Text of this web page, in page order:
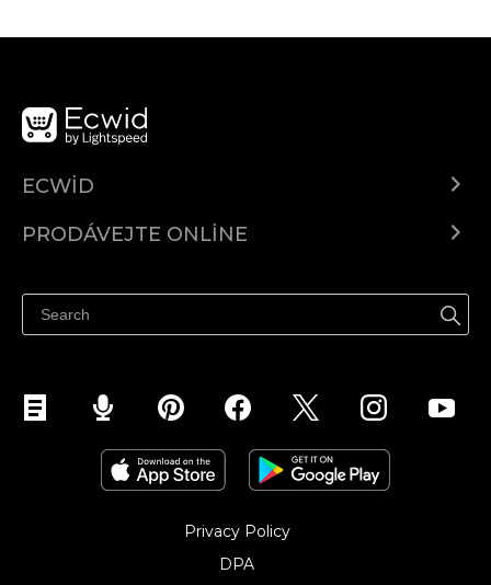
ECWID
Ceny
PRODÁVEJTE ONLINE
Prodávejte na Facebooku
Prodávejte na Instagramu
Privacy Policy
DPA